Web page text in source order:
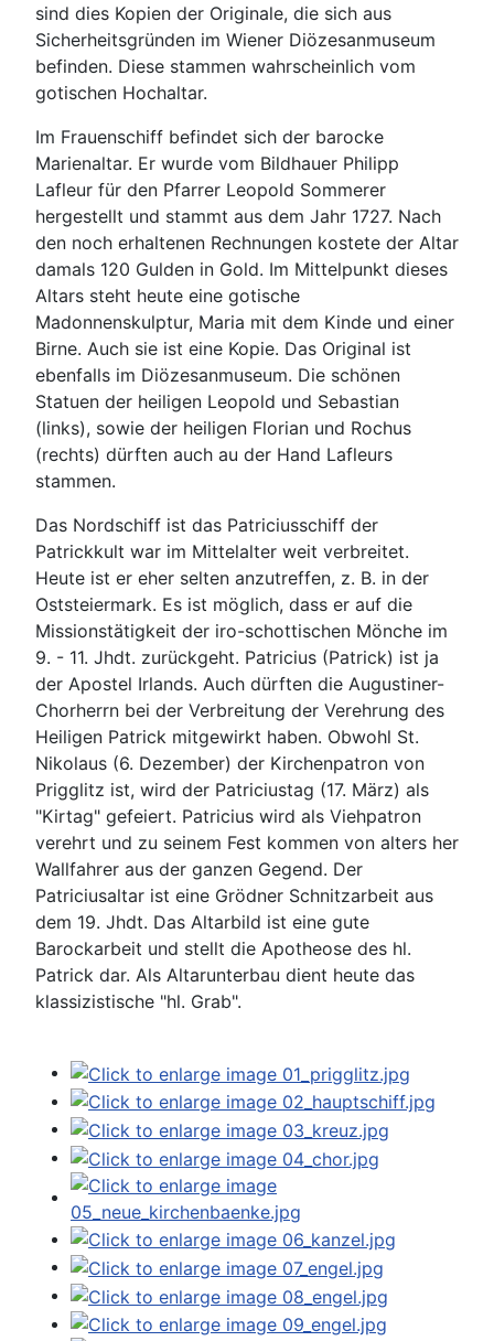
sind dies Kopien der Originale, die sich aus
Sicherheitsgründen im Wiener Diözesanmuseum
befinden. Diese stammen wahrscheinlich vom
gotischen Hochaltar.
Im Frauenschiff befindet sich der barocke
Marienaltar. Er wurde vom Bildhauer Philipp
Lafleur für den Pfarrer Leopold Sommerer
hergestellt und stammt aus dem Jahr 1727. Nach
den noch erhaltenen Rechnungen kostete der Altar
damals 120 Gulden in Gold. Im Mittelpunkt dieses
Altars steht heute eine gotische
Madonnenskulptur, Maria mit dem Kinde und einer
Birne. Auch sie ist eine Kopie. Das Original ist
ebenfalls im Diözesanmuseum. Die schönen
Statuen der heiligen Leopold und Sebastian
(links), sowie der heiligen Florian und Rochus
(rechts) dürften auch au der Hand Lafleurs
stammen.
Das Nordschiff ist das Patriciusschiff der
Patrickkult war im Mittelalter weit verbreitet.
Heute ist er eher selten anzutreffen, z. B. in der
Oststeiermark. Es ist möglich, dass er auf die
Missionstätigkeit der iro-schottischen Mönche im
9. - 11. Jhdt. zurückgeht. Patricius (Patrick) ist ja
der Apostel Irlands. Auch dürften die Augustiner-
Chorherrn bei der Verbreitung der Verehrung des
Heiligen Patrick mitgewirkt haben. Obwohl St.
Nikolaus (6. Dezember) der Kirchenpatron von
Prigglitz ist, wird der Patriciustag (17. März) als
"Kirtag" gefeiert. Patricius wird als Viehpatron
verehrt und zu seinem Fest kommen von alters her
Wallfahrer aus der ganzen Gegend. Der
Patriciusaltar ist eine Grödner Schnitzarbeit aus
dem 19. Jhdt. Das Altarbild ist eine gute
Barockarbeit und stellt die Apotheose des hl.
Patrick dar. Als Altarunterbau dient heute das
klassizistische "hl. Grab".